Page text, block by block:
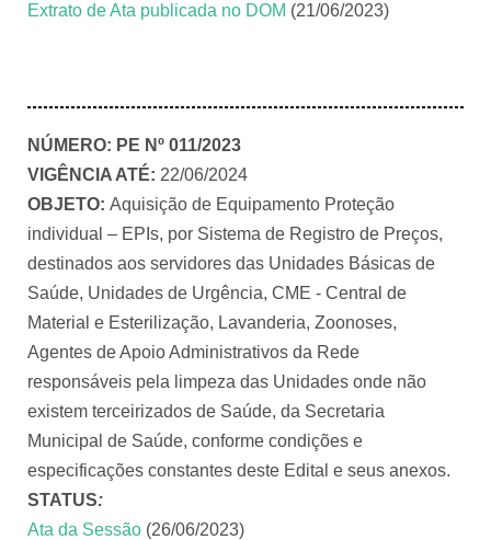
Extrato de Ata publicada no DOM (21/06/2023)
NÚMERO: PE Nº 011/2023
VIGÊNCIA ATÉ: 22/06/2024
OBJETO: Aquisição de Equipamento Proteção
individual – EPIs, por Sistema de Registro de Preços,
destinados aos servidores das Unidades Básicas de
Saúde, Unidades de Urgência, CME - Central de
Material e Esterilização, Lavanderia, Zoonoses,
Agentes de Apoio Administrativos da Rede
responsáveis pela limpeza das Unidades onde não
existem terceirizados de Saúde, da Secretaria
Municipal de Saúde, conforme condições e
especificações constantes deste Edital e seus anexos.
STATUS:
Ata da Sessão (26/06/2023)